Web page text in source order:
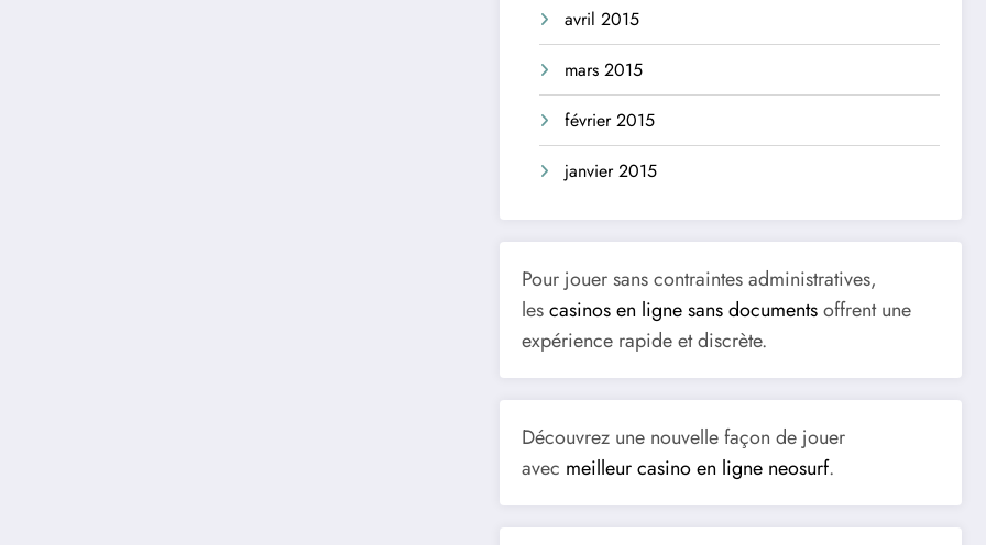
avril 2015
mars 2015
février 2015
janvier 2015
Pour jouer sans contraintes administratives,
lescasinos en ligne sans documentsoffrent une
expérience rapide et discrète.
Découvrez une nouvelle façon de jouer
avec meilleur casino en ligne neosurf.